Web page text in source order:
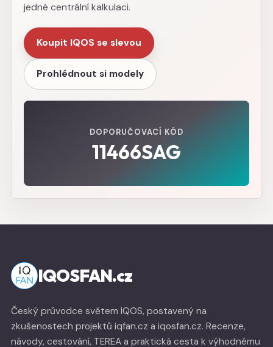
jedné centrální kalkulaci.
Koupit IQOS se slevou
Prohlédnout si modely
DOPORUČOVACÍ KÓD
11466SAG
IQOSFAN.cz
Český průvodce světem IQOS, postavený na
zkušenostech projektů iqfan.cz a iqosfan.cz. Recenze,
návody, cestování, TEREA a praktická cesta k výhodnému